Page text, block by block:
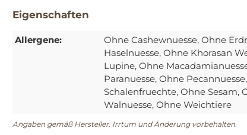
Eigenschaften
Allergene: Ohne Cashewnuesse, Ohne
Haselnuesse, Ohne Khorasan
Lupine, Ohne
Paranuesse, Ohne Pecannuesse
Schalenfruechte, Ohne Sesam,
Walnuesse, Ohne Weichtiere
Angaben gemäß Hersteller. Irrtum und Änderung vorbehalten.